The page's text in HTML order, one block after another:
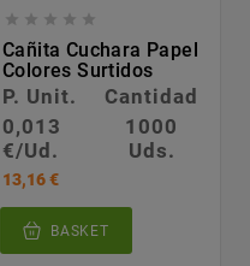
    
Cañita Cuchara Papel
Colores Surtidos
P. Unit.
Cantidad
0,013
€/Ud.
1000
Uds.
13,16 €
BASKET